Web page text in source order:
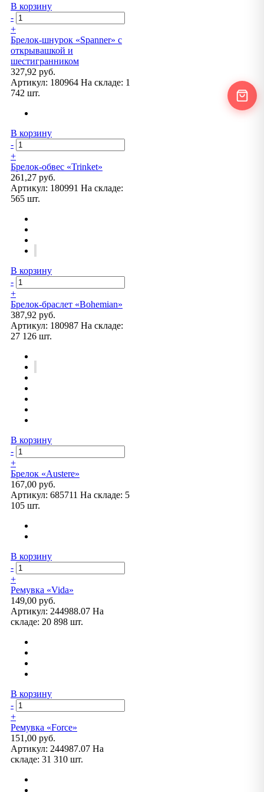
В корзину
-
+
Брелок-шнурок «Spanner» с
открывашкой и
шестигранником
327,92 руб.
Артикул: 180964 На складе: 1
742 шт.
В корзину
-
+
Брелок-обвес «Trinket»
261,27 руб.
Артикул: 180991 На складе:
565 шт.
В корзину
-
+
Брелок-браслет «Bohemian»
387,92 руб.
Артикул: 180987 На складе:
27 126 шт.
В корзину
-
+
Брелок «Austere»
167,00 руб.
Артикул: 685711 На складе: 5
105 шт.
В корзину
-
+
Ремувка «Vida»
149,00 руб.
Артикул: 244988.07 На
складе: 20 898 шт.
В корзину
-
+
Ремувка «Force»
151,00 руб.
Артикул: 244987.07 На
складе: 31 310 шт.